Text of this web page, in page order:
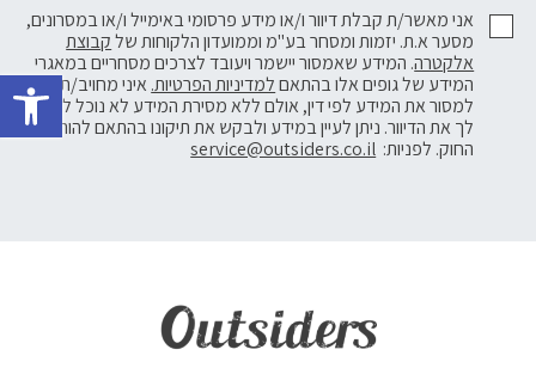
אני מאשר/ת קבלת דיוור ו/או מידע פרסומי באימייל ו/או במסרונים,
מסער א.ת. יזמות ומסחר בע"מ וממועדון הלקוחות שלקבוצת
אלקטרה. המידע שאמסור יישמר ויעובד לצרכים מסחריים במאגרי
המידע של גופים אלו בהתאםלמדיניות הפרטיות. איני מחויב/ת
למסור את המידע לפי דין, אולם ללא מסירת המידע לא נוכל לשלוח
לך את הדיוור. ניתן לעיין במידע ולבקש את תיקונו בהתאם להוראות
החוק. לפניות: service@outsiders.co.il